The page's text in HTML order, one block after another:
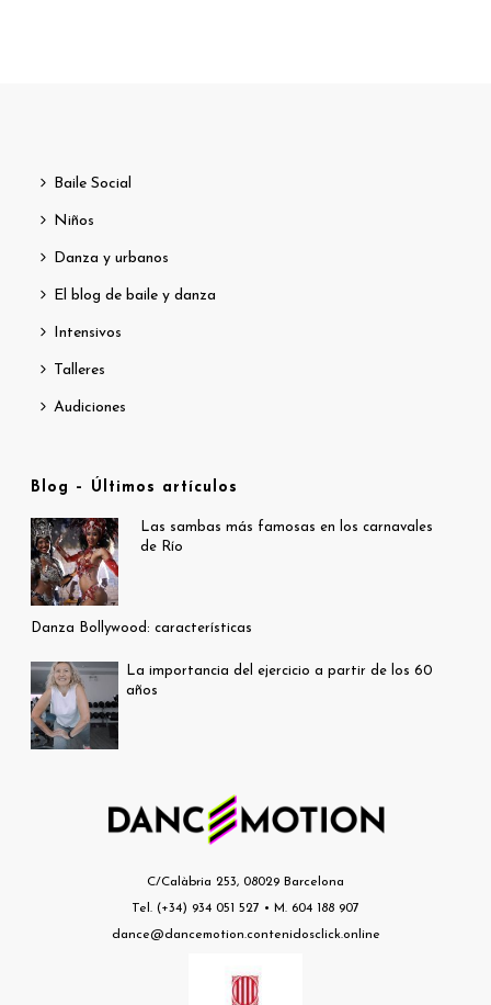
Baile Social
Niños
Danza y urbanos
El blog de baile y danza
Intensivos
Talleres
Audiciones
Blog – Últimos artículos
Las sambas más famosas en los carnavales
de Río
Danza Bollywood: características
La importancia del ejercicio a partir de los 60
años
C/Calàbria 253, 08029 Barcelona
Tel. (+34) 934 051 527 • M. 604 188 907
dance@dancemotion.contenidosclick.online